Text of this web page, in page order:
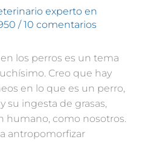
experto en
/ 10 comentarios
los perros es un tema
Creo que hay
en lo que es un perro,
su ingesta de grasas,
humano, como nosotros.
antropomorfizar